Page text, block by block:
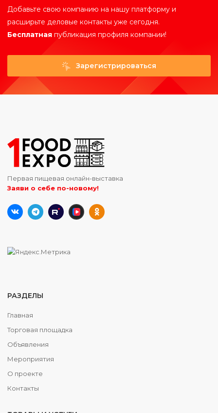
Добавьте свою компанию на нашу платформу и
расширьте деловые контакты уже сегодня.
Бесплатная публикация профиля компании!
Зарегистрироваться
Первая пищевая онлайн-выставка
Заяви о себе по-новому!
РАЗДЕЛЫ
Главная
Торговая площадка
Объявления
Мероприятия
О проекте
Контакты